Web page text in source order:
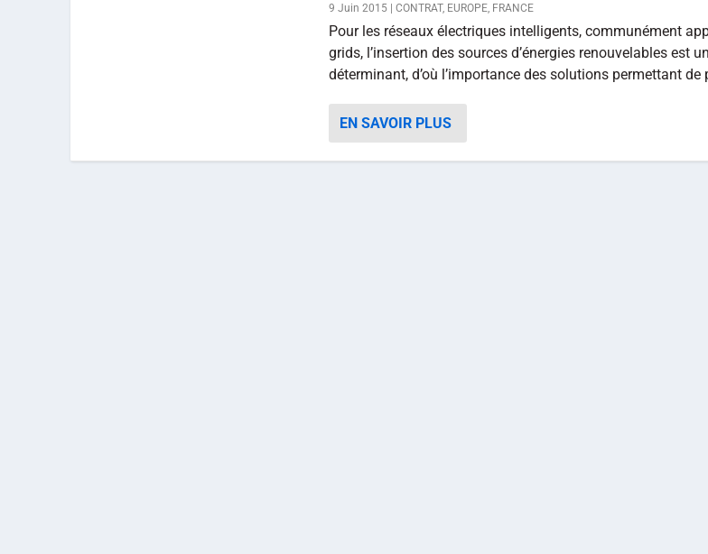
9 Juin 2015 |CONTRAT, EUROPE, FRANCE
Pour les réseaux électriques intelligents, communément
grids, l’insertion des sources d’énergies renouvelables est
déterminant, d’où l’importance des solutions permettant de
EN SAVOIR PLUS